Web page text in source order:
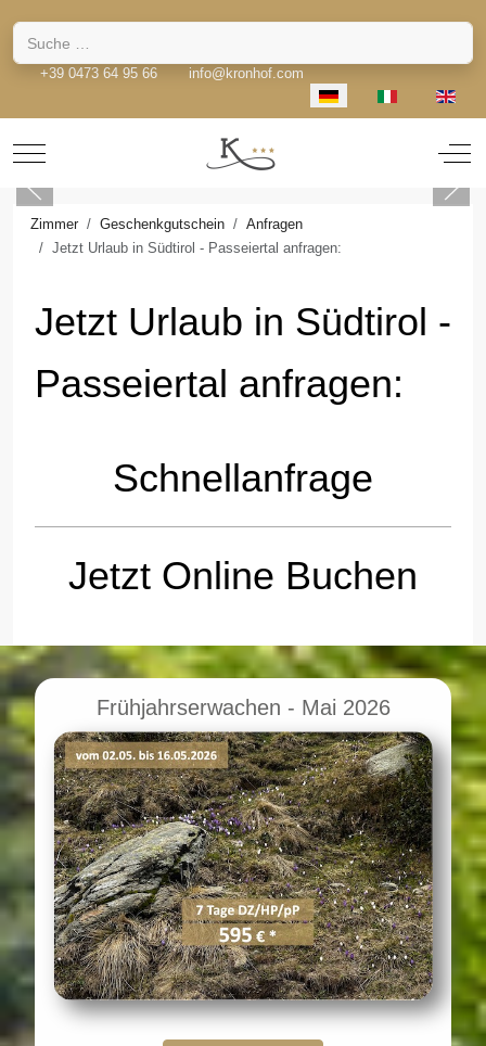
Suchen
+39 0473 64 95 66
info@kronhof.com
Sprache auswählen
Mobile Menu Toggle Off-
Zimmer Geschenkgutschein
Anfragen
Jetzt Urlaub in Südtirol - Passeiertal anfragen:
Jetzt Urlaub in Südtirol -
Passeiertal anfragen:
Schnellanfrage
Jetzt Online Buchen
Frühjahrserwachen - Mai 2026